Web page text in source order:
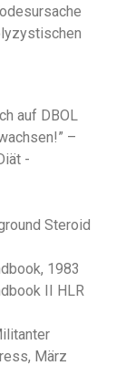
auf DBOL
–
-
Steroid
1983
II HLR
März